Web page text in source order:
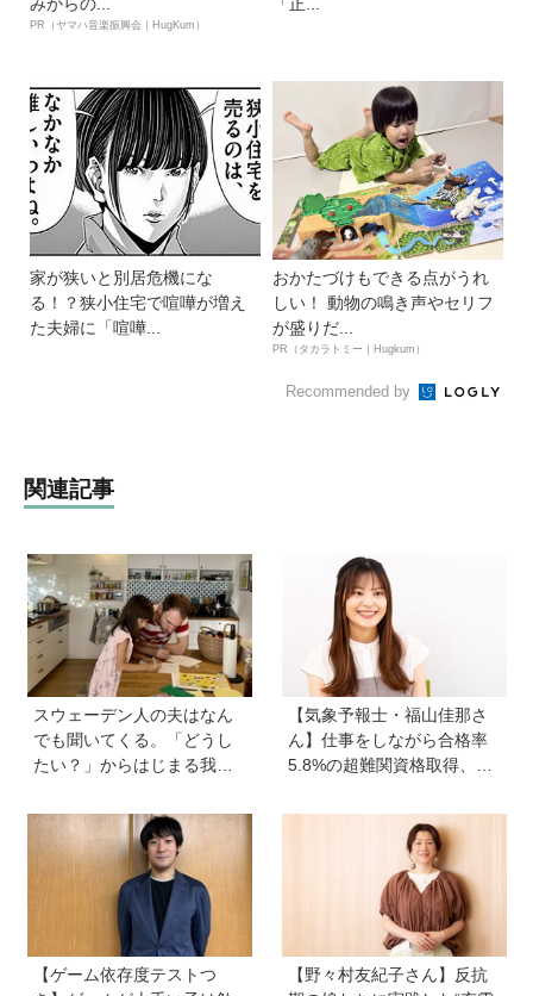
PR（ヤマハ音楽振興会｜HugKum）
家が狭いと別居危機にな
る！？狭小住宅で喧嘩が増え
た夫婦に「喧嘩...
おかたづけもできる点がうれ
しい！ 動物の鳴き声やセリフ
が盛りだ...
PR（タカラトミー｜Hugkum）
Recommended by
関連記事
スウェーデン人の夫はなん
でも聞いてくる。「どうし
たい？」からはじまる我が
て vol.24】
【気象予報士・福山佳那さ
ん】仕事をしながら合格率
5.8%の超難関資格取得、さ
できる場所」をつくってく
れた両親のもとで挑戦し続
【ゲーム依存度テストつ
【野々村友紀子さん】反抗